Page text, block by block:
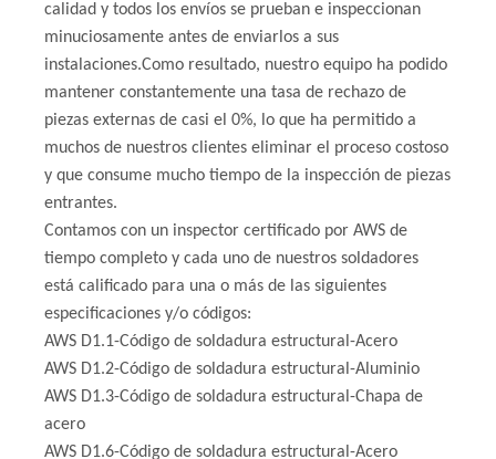
calidad y todos los envíos se prueban e inspeccionan
minuciosamente antes de enviarlos a sus
instalaciones.Como resultado, nuestro equipo ha podido
mantener constantemente una tasa de rechazo de
piezas externas de casi el 0%, lo que ha permitido a
muchos de nuestros clientes eliminar el proceso costoso
y que consume mucho tiempo de la inspección de piezas
entrantes.
Contamos con un inspector certificado por AWS de
tiempo completo y cada uno de nuestros soldadores
está calificado para una o más de las siguientes
especificaciones y/o códigos:
AWS D1.1-Código de soldadura estructural-Acero
AWS D1.2-Código de soldadura estructural-Aluminio
AWS D1.3-Código de soldadura estructural-Chapa de
acero
AWS D1.6-Código de soldadura estructural-Acero